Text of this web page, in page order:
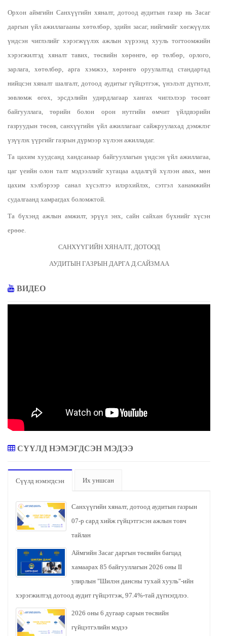
Орхон аймгийн Санхүүгийн хяналт, дотоод аудитын газар нь Засаг
даргын үйл ажиллагааны хөтөлбөр, эдийн засаг, нийгмийг хөгжүүлэх
үндсэн чиглэлийг хэрэгжүүлэх ажлын хүрээнд хууль тогтоомжийн
хэрэгжилтэд хяналт тавих, төсвийн хөрөнгө, өр төлбөр, орлого,
зарлага, хөтөлбөр, арга хэмжээ, хөрөнгө оруулалтад стандартад
нийцсэн хяналт шалгалт, дотоод аудитыг гүйцэтгэж, үнэлэлт дүгнэлт,
зөвлөмж өгөх, эрсдэлийн удирдлагаар хангах чиглэлээр төсөвт
байгууллага, төрийн болон орон нутгийн өмчит үйлдвэрийн
газруудын төсөв, санхүүгийн үйл ажиллагааг сайжруулахад дэмжлэг
үзүүлэх үүргийг газрын дүрмээр хүлээн ажилладаг.
Та цахим хуудсанд хандсанаар байгууллагын үндсэн үйл ажиллагаа,
цаг үеийн олон талт мэдээллийг хугацаа алдалгүй хүлээн авах, мөн
цахим хэлбэрээр санал хүсэлтээ илэрхийлэх, сэтгэл ханамжийн
судалгаанд хамрагдах боломжтой.
Та бүхэнд ажлын амжилт, эрүүл энх, сайн сайхан бүхнийг хүсэн
ерөөе.
САНХҮҮГИЙН ХЯНАЛТ, ДОТООД
АУДИТЫН ГАЗРЫН ДАРГА Д.САЙЗМАА
ВИДЕО
СҮҮЛД НЭМЭГДСЭН МЭДЭЭ
Сүүлд нэмэгдсэн Их уншсан
Санхүүгийн хяналт, дотоод аудитын газрын
07-р сард хийж гүйцэтгэсэн ажлын товч
тайлан
Аймгийн Засаг даргын төсвийн багцад
хамаарах 85 байгууллагын 2026 оны II
улирлын "Шилэн дансны тухай хууль"-ийн
хэрэгжилтэд дотоод аудит гүйцэтгэж, 97.4%-тай дүгнэгдлээ.
2026 оны 6 дугаар сарын төсвийн
гүйцэтгэлийн мэдээ